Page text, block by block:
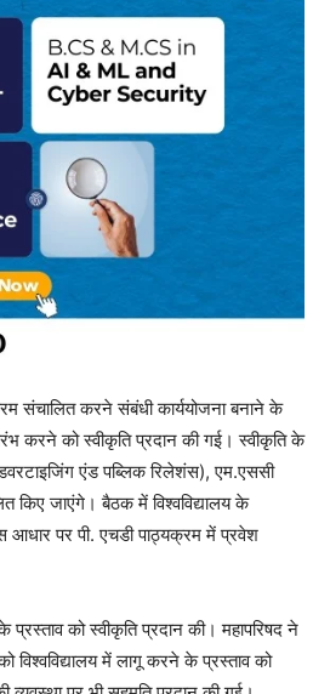
संचालित करने संबंधी कार्ययोजना बनाने के
करने को स्वीकृति प्रदान की गई। स्वीकृति के
एंड पब्लिक रिलेशंस), एम.एससी
किए जाएंगे। बैठक में विश्वविद्यालय के
पर पी. एचडी पाठ्यक्रम में प्रवेश
को स्वीकृति प्रदान की। महापरिषद ने
में लागू करने के प्रस्ताव को